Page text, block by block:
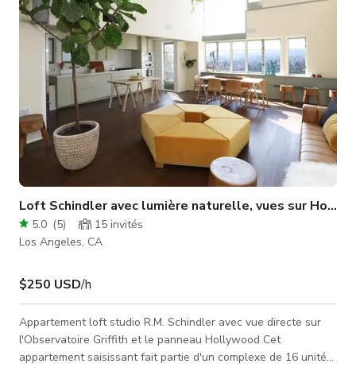
historique de
Loft Schindler avec lumière naturelle, vues sur
5.0 (5) 15 invités
Los Angeles, CA
$250 USD/h
Appartement loft studio R.M. Schindler avec vue directe sur
l'Observatoire Griffith et le panneau Hollywood Cet
appartement saisissant fait partie d'un complexe de 16 unités